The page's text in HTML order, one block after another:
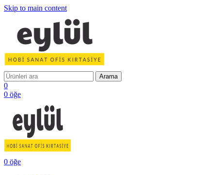
Skip to main content
Arama
0
0 öğe
0 öğe